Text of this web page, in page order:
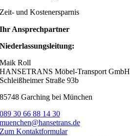
und Kostenersparnis
Ansprechpartner
Roll
Möbel-Transport GmbH
Straße 93b
Garching bei München
30 66 88 14 30
Kontaktformular